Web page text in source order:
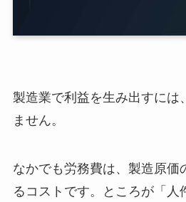
製造業で利益を生み出すには
ません。
なかでも労務費は、製造原価
るコストです。ところが「人